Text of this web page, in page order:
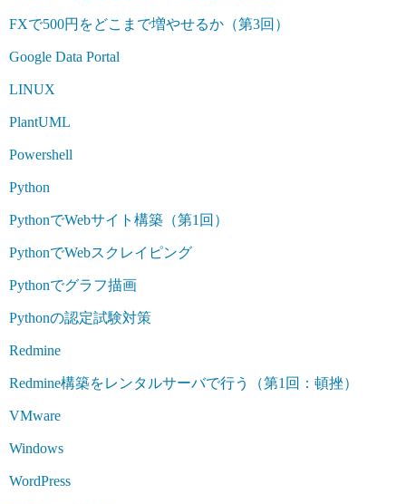
FXで500円をどこまで増やせるか（第3回）
Google Data Portal
LINUX
PlantUML
Powershell
Python
PythonでWebサイト構築（第1回）
PythonでWebスクレイピング
Pythonでグラフ描画
Pythonの認定試験対策
Redmine
Redmine構築をレンタルサーバで行う（第1回：頓挫）
VMware
Windows
WordPress